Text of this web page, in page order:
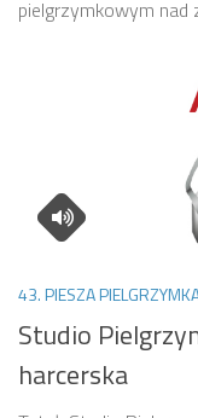
pielgrzymkowym nad
43. PIESZA
Studio
harcerska